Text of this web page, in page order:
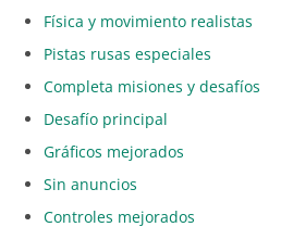
Física y movimiento realistas
Pistas rusas especiales
Completa misiones y desafíos
Desafío principal
Gráficos mejorados
Sin anuncios
Controles mejorados